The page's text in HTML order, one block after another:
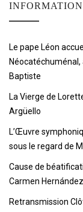
Le pape Léon
Néocatéchuménal,
Baptiste
La Vierge de
Argüello
L’Œuvre
sous le regard de
Cause de
Carmen Hernández
Retransmission